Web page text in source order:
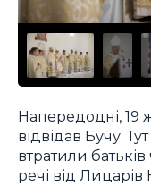
Напередодні, 19
відвідав Бучу.
втратили батьків
речі від Лицарів